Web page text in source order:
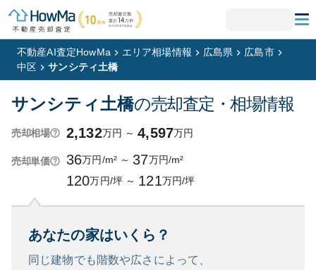
不動産AI査定HowMa エリア相場情報 広島県
広島市
中区
サンシティ土橋
サンシティ土橋の売却査定・相場情報
売却相場 2,132万円 ～ 4,597万円
売却単価 36万円/m² ～ 37万円/m²
120万円/坪 ～ 121万円/坪
あなたの家はいくら？
同じ建物でも階数や広さによって、